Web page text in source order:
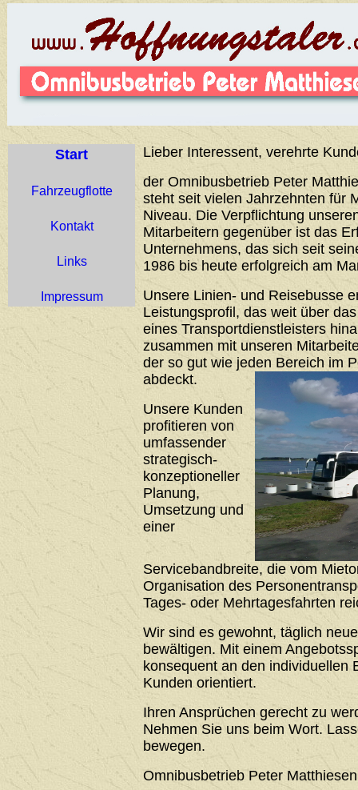
Start
Fahrzeugflotte
Kontakt
Links
Impressum
Lieber Interessent, verehrte
der Omnibusbetrieb Peter
steht seit vielen Jahrzehnten für
Niveau. Die Verpflichtung
Mitarbeitern gegenüber ist das
Unternehmens, das sich seit
1986 bis heute erfolgreich am
Unsere Linien- und Reisebusse
Leistungsprofil, das weit über
eines Transportdienstleisters
zusammen mit unseren
der so gut wie jeden Bereich im
abdeckt.
Unsere Kunden
profitieren von
umfassender
strategisch-
konzeptioneller
Planung,
Umsetzung und
einer
Servicebandbreite, die vom
Organisation des
Tages- oder Mehrtagesfahrten
Wir sind es gewohnt, täglich
bewältigen. Mit einem
konsequent an den individuellen
Kunden orientiert.
Ihren Ansprüchen gerecht zu
Nehmen Sie uns beim Wort.
bewegen.
Omnibusbetrieb Peter Matthiesen